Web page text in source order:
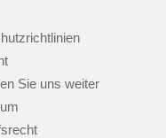
Sie uns weiter